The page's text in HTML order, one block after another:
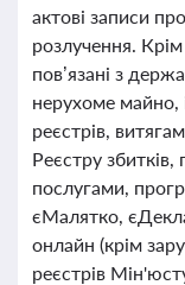
актові записи
розлучення.
пов’язані з
нерухоме майно,
реєстрів,
Реєстру
послугами,
єМалятко,
онлайн (крім
реєстрів